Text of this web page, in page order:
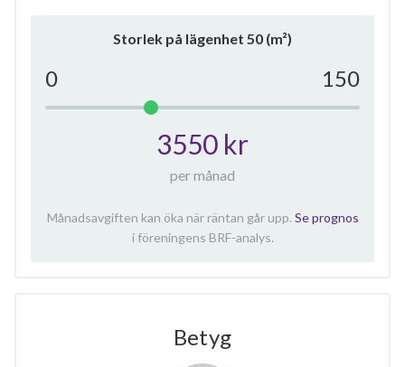
Storlek på lägenhet 50 (m²)
0 150
3550 kr
per månad
Månadsavgiften kan öka när räntan går upp. Se prognos
i föreningens BRF-analys.
Betyg